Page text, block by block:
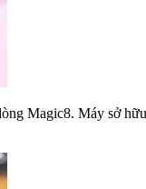
Magic8. Máy sở